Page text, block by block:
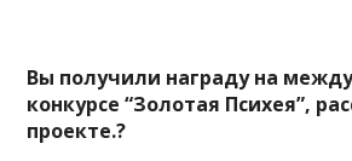
Вы получили награду на
конкурсе “Золотая Психея”,
проекте.?